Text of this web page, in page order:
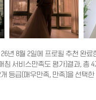
년 8월 2일에 프로필 추천 완료
칭 서비스만족도 평가)결과, 총 4
등급(매우만족, 만족)을 선택한